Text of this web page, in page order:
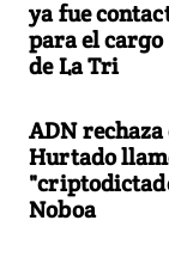
ya fue
para el
de La Tri
ADN
Hurtado
Noboa